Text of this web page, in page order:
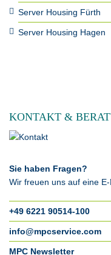
Server Housing Fürth
Server Housing Hagen
KONTAKT &
Sie haben Fragen?
Wir freuen uns auf eine
+49 6221 90514-100
info@mpcservice.com
MPC Newsletter